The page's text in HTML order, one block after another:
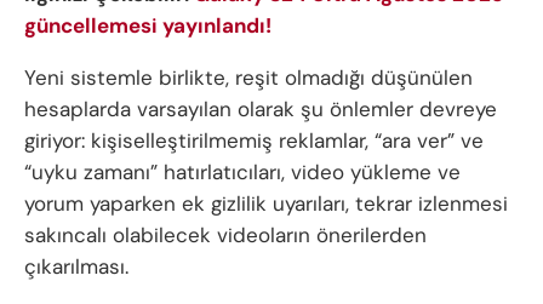
güncellemesi yayınlandı!
Yeni sistemle birlikte, reşit olmadığı düşünülen
hesaplarda varsayılan olarak şu önlemler devreye
giriyor: kişiselleştirilmemiş reklamlar, “ara ver” ve
“uyku zamanı” hatırlatıcıları, video yükleme ve
yorum yaparken ek gizlilik uyarıları, tekrar izlenmesi
sakıncalı olabilecek videoların önerilerden
çıkarılması.